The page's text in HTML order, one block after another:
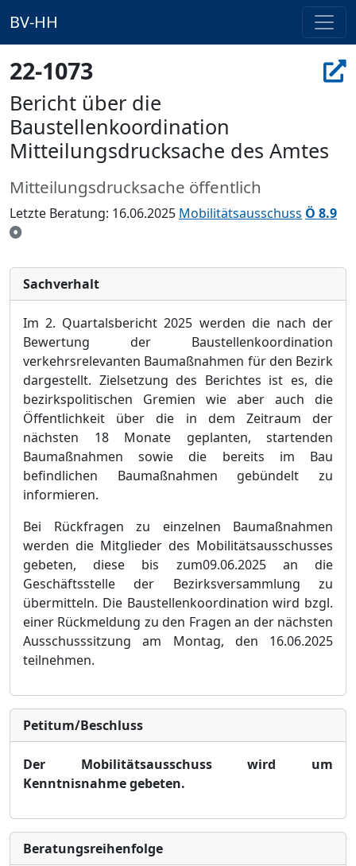
BV-HH
22-1073
Bericht über die
Baustellenkoordination
Mitteilungsdrucksache des Amtes
Mitteilungsdrucksache öffentlich
Letzte Beratung: 16.06.2025 Mobilitätsausschuss Ö 8.9
Sachverhalt
Im 2. Quartalsbericht 2025 werden die nach der
Bewertung der Baustellenkoordination
verkehrsrelevanten Baumaßnahmen für den Bezirk
dargestellt. Zielsetzung des Berichtes ist es, die
bezirkspolitischen Gremien wie aber auch die
Öffentlichkeit über die in dem Zeitraum der
nächsten 18 Monate geplanten, startenden
Baumaßnahmen sowie die bereits im Bau
befindlichen Baumaßnahmen gebündelt zu
informieren.
Bei Rückfragen zu einzelnen Baumaßnahmen
werden die Mitglieder des Mobilitätsausschusses
gebeten, diese bis zum09.06.2025an die
Geschäftsstelle der Bezirksversammlung zu
übermitteln. Die Baustellenkoordination wird bzgl.
einer Rückmeldung zu den Fragen an der nächsten
Ausschusssitzung am Montag, den 16.06.2025
teilnehmen.
Petitum/Beschluss
Der Mobilitätsausschuss wird um
Kenntnisnahme gebeten.
Bera­tungs­reihen­folge